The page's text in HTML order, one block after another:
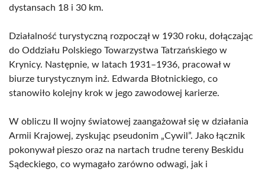
dystansach 18 i 30 km.
Działalność turystyczną rozpoczął w 1930 roku, dołączając
do Oddziału Polskiego Towarzystwa Tatrzańskiego w
Krynicy. Następnie, w latach 1931–1936, pracował w
biurze turystycznym inż. Edwarda Błotnickiego, co
stanowiło kolejny krok w jego zawodowej karierze.
W obliczu II wojny światowej zaangażował się w działania
Armii Krajowej, zyskując pseudonim „Cywil”. Jako łącznik
pokonywał pieszo oraz na nartach trudne tereny Beskidu
Sądeckiego, co wymagało zarówno odwagi, jak i